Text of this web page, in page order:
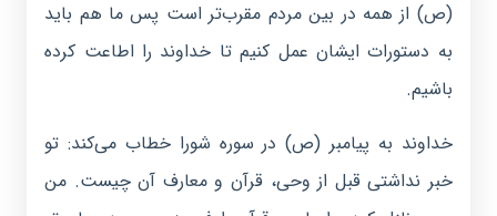
(ص) از همه در بین مردم مقرب‌تر است پس ما هم باید
به دستورات ایشان عمل کنیم تا خداوند را اطاعت کرده
باشیم.
خداوند به پیامبر (ص) در سوره شورا خطاب می‌کند: تو
خبر نداشتی قبل از وحی، قرآن و معارف آن چیست. من